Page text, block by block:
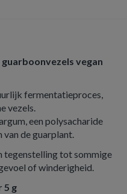
vegan
fermentatieproces,
vezels.
een polysacharide
van de guarplant.
tegenstelling tot sommige
of winderigheid.
5 g